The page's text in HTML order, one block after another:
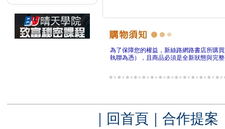
為了保障您的權益，新絲路網路書店所購
執聯為憑），且商品必須是全新狀態與完
｜ 回首頁 ｜ 合作提案